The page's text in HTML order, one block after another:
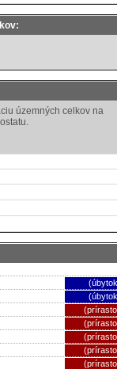
územných celkov na